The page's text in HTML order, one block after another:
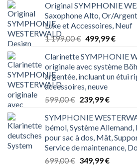
Original SYMPHONIE
Saxophone Alto, Or/
Luxe et Accessoires, Neuf
1 199,00€ Le
initial
était :
1 199,00 €.
499,99€Le
actuel
est :
Clarinette SYMPHONIE
originale avec système
argentée, incluant un étui
accessoires, neuve
599,00€ Le
initial
était :
599,00 €.
239,99€Le
actuel
est :
239,99
SYMPHONIE
bémol, Système Allemand,
pour sac à dos, Mât,
Service de maintenance,
699,00€ Le
349,99€Le